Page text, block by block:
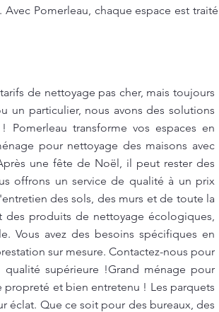
Pomerleau, chaque espace est traité
de nettoyage pas cher, mais toujours
un particulier, nous avons des solutions
transforme vos espaces en
pour nettoyage des maisons avec
une fête de Noël, il peut rester des
offrons un service de qualité à un prix
des sols, des murs et de toute la
des produits de nettoyage écologiques,
Vous avez des besoins spécifiques en
sur mesure. Contactez-nous pour
supérieure !Grand ménage pour
et bien entretenu ! Les parquets
éclat. Que ce soit pour des bureaux, des